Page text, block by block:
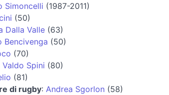
Simoncelli (1987-2011)
(50)
Dalla Valle (63)
Bencivenga (50)
(70)
Valdo Spini (80)
(81)
di rugby: Andrea Sgorlon (58)